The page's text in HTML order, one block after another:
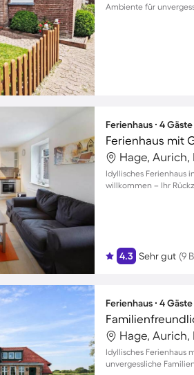
Ambiente für
Ferienhaus ∙ 4
Hage,
Idyllisches Ferienhaus
willkommen – Ihr
4.3 Sehr gut (9
Ferienhaus ∙ 4
Hage,
Idyllisches Ferienhaus
unvergessliche